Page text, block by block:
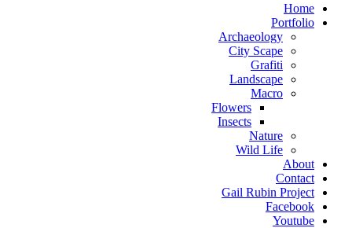
Home
Portfolio
Archaeology
City Scape
Grafiti
Landscape
Macro
Flowers
Insects
Nature
Wild Life
About
Contact
Gail Rubin Project
Facebook
Youtube